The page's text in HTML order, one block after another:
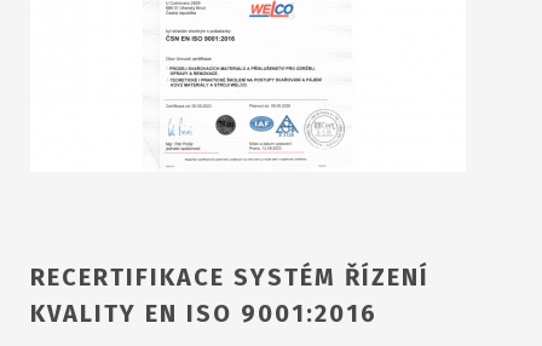
RECERTIFIKACE SYSTÉM ŘÍZENÍ
KVALITY EN ISO 9001:2016